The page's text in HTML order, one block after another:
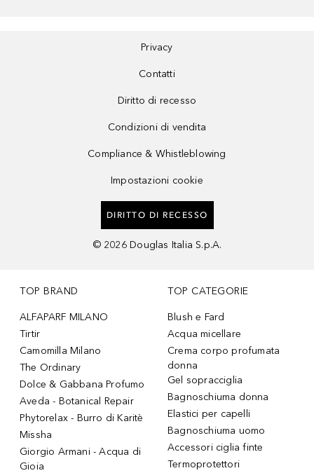
Privacy
Contatti
Diritto di recesso
Condizioni di vendita
Compliance & Whistleblowing
Impostazioni cookie
DIRITTO DI RECESSO
© 2026 Douglas Italia S.p.A.
TOP BRAND
ALFAPARF MILANO
Tirtir
Camomilla Milano
The Ordinary
Dolce & Gabbana Profumo
Aveda - Botanical Repair
Phytorelax - Burro di Karitè
Missha
Giorgio Armani - Acqua di
Gioia
TOP CATEGORIE
Blush e Fard
Acqua micellare
Crema corpo profumata
donna
Gel sopracciglia
Bagnoschiuma donna
Elastici per capelli
Bagnoschiuma uomo
Accessori ciglia finte
Termoprotettori